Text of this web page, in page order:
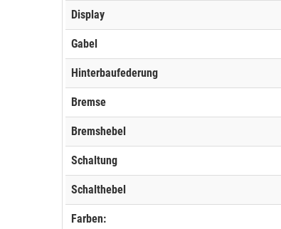
Display
Gabel
Hinterbaufederung
Bremse
Bremshebel
Schaltung
Schalthebel
Farben: